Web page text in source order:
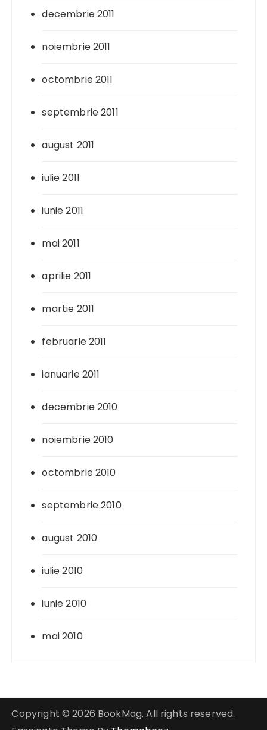
decembrie 2011
noiembrie 2011
octombrie 2011
septembrie 2011
august 2011
iulie 2011
iunie 2011
mai 2011
aprilie 2011
martie 2011
februarie 2011
ianuarie 2011
decembrie 2010
noiembrie 2010
octombrie 2010
septembrie 2010
august 2010
iulie 2010
iunie 2010
mai 2010
Copyright © 2026 BookMag. All rights reserved.